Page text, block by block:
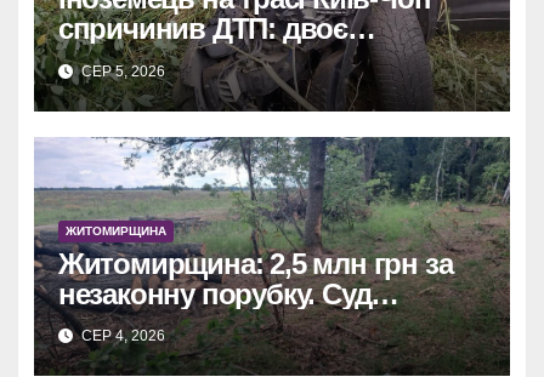
спричинив ДТП: двоє
постраждалих у лікарні.
СЕР 5, 2026
ЖИТОМИРЩИНА
Житомирщина: 2,5 млн грн за
незаконну порубку. Суд
зобов’язав сільраду
відшкодувати збитки.
СЕР 4, 2026